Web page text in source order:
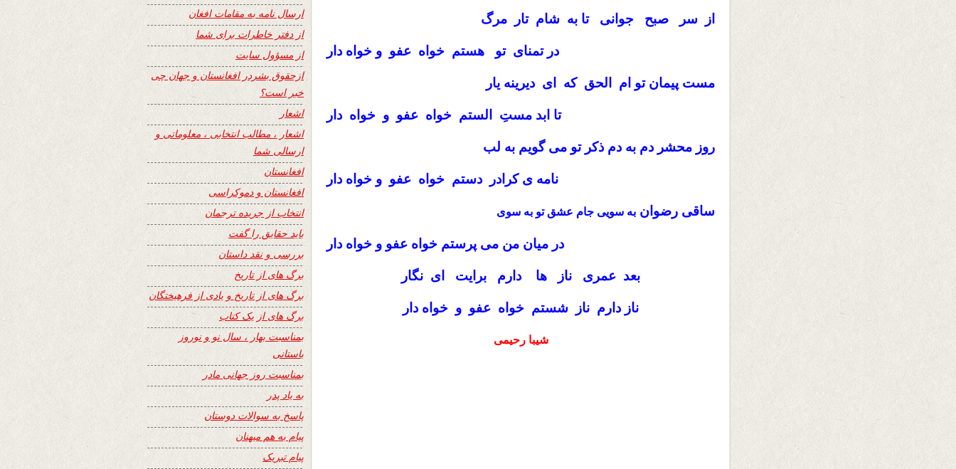
از سر صبح جوانى تا به شام تار مرگ
در تمناى تو هستم خواه عفو و خواه دار
مست پیمان تو ام الحق که اى دیرینه یار
تا ابد مستِ الستم خواه عفو و خواه دار
روز محشر دم به دم ذکر تو مى گویم به لب
نامه ى کرادر دستم خواه عفو و خواه دار
ساقى رضوان به سویى جام عشق تو به سوى
در میان من مى پرستم خواه عفو و خواه دار
بعد عمرى ناز ها دارم برایت اى نگار
ناز دارم ناز شستم خواه عفو و خواه دار
شیبا رحیمی
ارسال نامه به مقامات افغان
از دفتر خاطرات برای شما
از مسؤول سایت
ازحقوق بشردر افغانستان و جهان چی
خبر است؟
اشعار
اشعار ، مطالب انتخابی ، معلوماتی و
ارسالی شما
افغانستان
افغانستان و دموکراسی
انتخاب از جریده ترجمان
باید حقایق را گفت
بررسی و نقد داستان
برگ های از تاریخ
برگ های از تاریخ و یادی از فرهیختگان
برگ های از یک کتاب
بمناسبت بهار ، سال نو و نوروز
باستانی
بمناسبت روز جهانی مادر
به یاد پدر
پاسخ به سوالات دوستان
پیام به هم میهنان
پیام تبریک